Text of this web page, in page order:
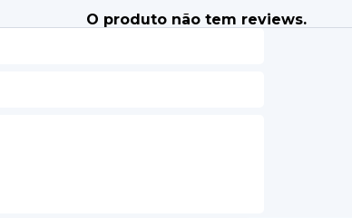
O produto não tem reviews.